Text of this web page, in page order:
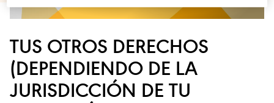
TUS OTROS DERECHOS
(DEPENDIENDO DE LA
JURISDICCIÓN DE TU